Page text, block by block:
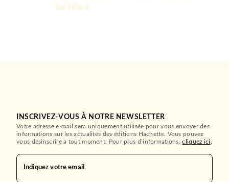
la rose
INSCRIVEZ-VOUS À NOTRE NEWSLETTER
Votre adresse e-mail sera uniquement utilisée pour vous envoyer des
informations sur les actualités des éditions Hachette. Vous pouvez
vous désinscrire à tout moment. Pour plus d’informations,cliquez ici
Indiquez votre email